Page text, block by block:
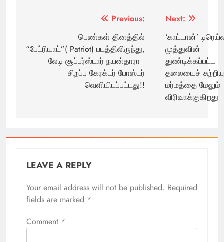
navigation
Previous:
பெண்கள் தினத்தில்
“பேட்ரியாட்”( Patriot) படத்திலிருந்து,
லேடி சூப்பர்ஸ்டார் நயன்தாரா
சிறப்பு கேரக்டர் போஸ்டர்
வெளியிடப்பட்டது!!
Next:
‘காட்டான்’
முத்துவின்
துண்டிக்கப்பட்ட
தலையைச்
மர்மத்தை மேலும்
விரிவாக்குகிறது
LEAVE A REPLY
Your email address will not be published. Required
fields are marked *
Comment *